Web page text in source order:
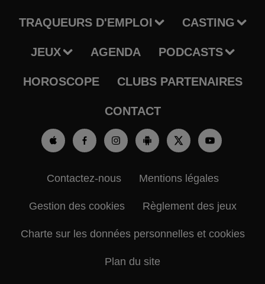
TRAQUEURS D'EMPLOI CASTING
JEUX AGENDA PODCASTS
HOROSCOPE CLUBS PARTENAIRES
CONTACT
Contactez-nous Mentions légales
Gestion des cookies Règlement des jeux
Charte sur les données personnelles et cookies
Plan du site